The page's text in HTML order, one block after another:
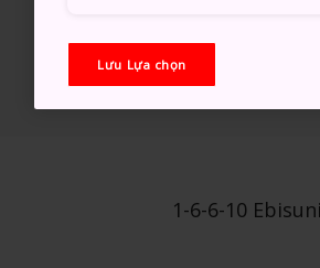
1-6-6-10
Lưu Lựa chọn